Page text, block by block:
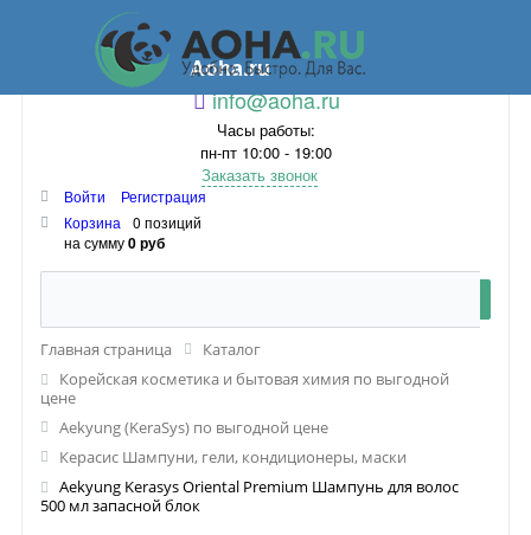
Aoha.ru
info@aoha.ru
Часы работы:
пн-пт 10:00 - 19:00
Заказать звонок
Войти
Регистрация
Корзина
0 позиций
на сумму0 руб
Главная страница
Каталог
Корейская косметика и бытовая химия по выгодной
цене
Aekyung (KeraSys) по выгодной цене
Керасис Шампуни, гели, кондиционеры, маски
Aekyung Kerasys Oriental Premium Шампунь для волос
500 мл запасной блок